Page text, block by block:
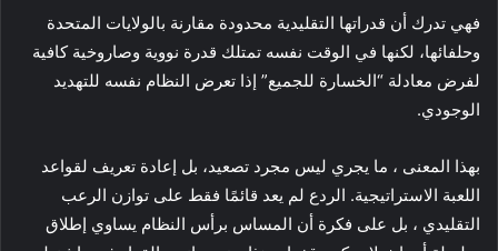
فهي تدرك أن قدراتها التقليدية محدودة مقارنة بالولايات المتحدة
وحلفائها، لكنها في الوقت نفسه تمتلك قدرة نووية وصاروخية كافية
لفرض معادلة “الخسارة للجميع” إذا تعرض النظام نفسه للتهديد
الوجودي.
بهذا المعنى ، ما يجري ليس مجرد تصعيد، بل إعادة تعريف لقواعد
اللعبة الاستراتيجية. الردع لم يعد قائمًا فقط على توازن الرعب
التقليدي ، بل على فكرة أن المساس برأس النظام يساوي إطلاق